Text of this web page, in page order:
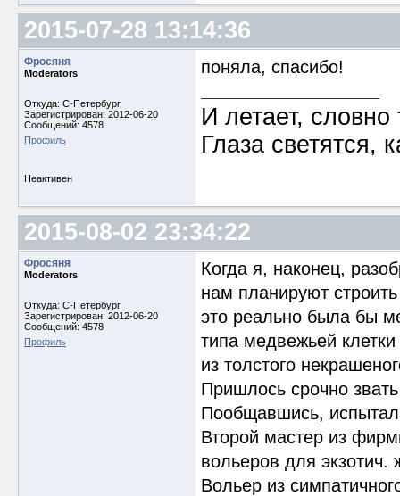
2015-07-28 13:14:36
Фросяня
Moderators
Откуда: С-Петербург
Зарегистрирован: 2012-06-20
Сообщений: 4578
Профиль
поняла, спасибо!
И летает, словно
Глаза светятся,
Неактивен
2015-08-02 23:34:22
Фросяня
Moderators
Откуда: С-Петербург
Зарегистрирован: 2012-06-20
Сообщений: 4578
Профиль
Когда я, наконец,
нам планируют
это реально была бы
типа медвежьей
из толстого
Пришлось срочно
Пообщавшись,
Второй мастер из
вольеров для экзотич.
Вольер из